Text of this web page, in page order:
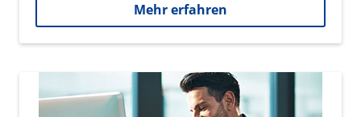
Mehr erfahren